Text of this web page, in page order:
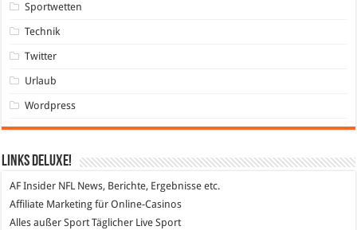
Sportwetten
Technik
Twitter
Urlaub
Wordpress
Links DeLuXe!
AF Insider NFL News, Berichte, Ergebnisse etc.
Affiliate Marketing für Online-Casinos
Alles außer SportTäglicher Live Sport